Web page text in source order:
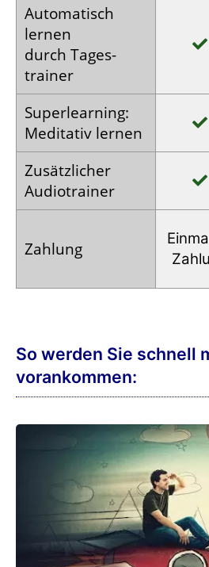
Auto­matisch
lernen
durch Tages­
trainer
Super­learning:
Meditativ lernen
Zusätz­licher
Audio­trainer
Zahlung
So werden Sie schnell
vorankommen: